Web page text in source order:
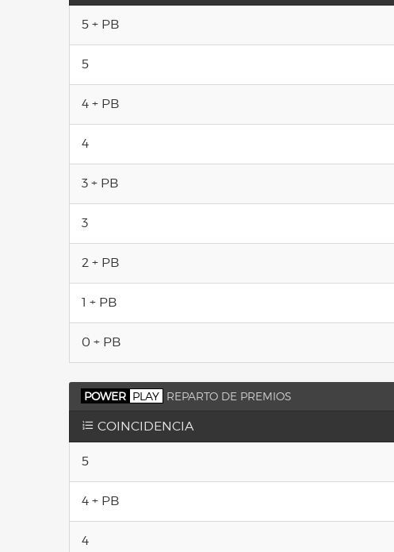
5 + PB
5
4 + PB
4
3 + PB
3
2 + PB
1 + PB
0 + PB
POWER PLAY REPARTO DE PREMIOS
COINCIDENCIA
5
4 + PB
4